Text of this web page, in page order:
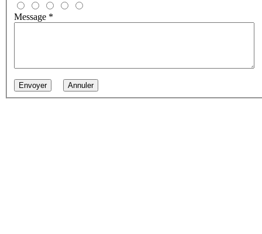
Message *